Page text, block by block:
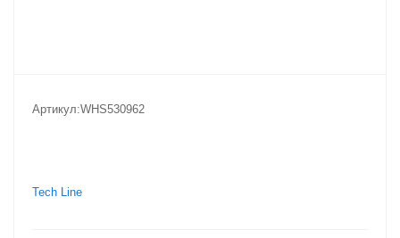
Артикул:WHS530962
Tech Line